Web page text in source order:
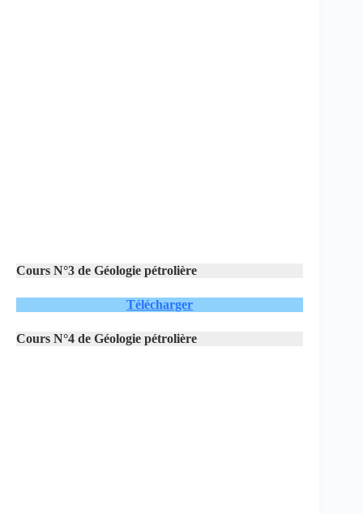
Cours N°3 de Géologie pétrolière
Télécharger
Cours N°4 de Géologie pétrolière